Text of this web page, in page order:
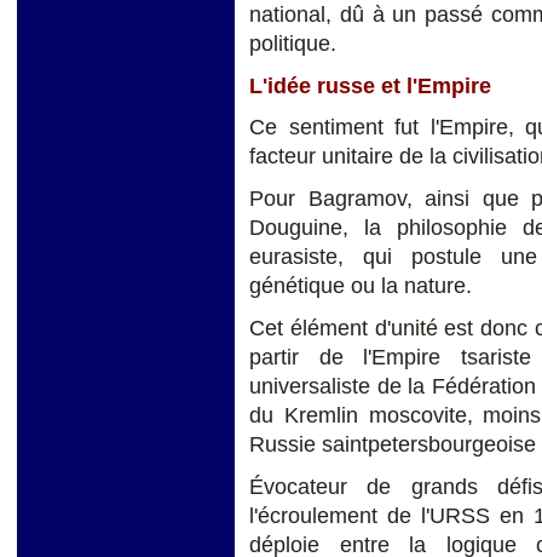
national, dû à un passé
politique.
L'idée russe et l'Empire
Ce sentiment fut l'Empire,
facteur unitaire de la
Pour Bagramov, ainsi que
Douguine, la philosophie
eurasiste, qui postule
génétique ou la nature.
Cet élément d'unité est donc
partir de l'Empire tsariste
universaliste de la
du Kremlin moscovite,
Russie
Évocateur de grands
l'écroulement de l'URSS en
déploie entre la logique